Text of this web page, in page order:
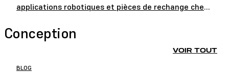
applications robotiques et pièces de rechange chez
Conception
VOIR TOUT
BLOG